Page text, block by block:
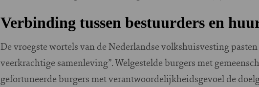
Verbinding tussen bestuurders en
De vroegste wortels van de Nederlandse volkshuisvesting
veerkrachtige samenleving”. Welgestelde burgers met
gefortuneerde burgers met verantwoordelijkheidsgevoel de